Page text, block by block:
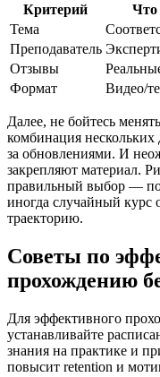
Критерий
Что
Тема
Преподаватель
Отзывы
Формат
Видео/
Далее, не бойтесь
комбинация
за обновлениями. И
закрепляют материал.
правильный выбор —
иногда случайный курс
траекторию.
Советы по
прохождению
Для эффективного
устанавливайте
знания на практике и
повысит retention и